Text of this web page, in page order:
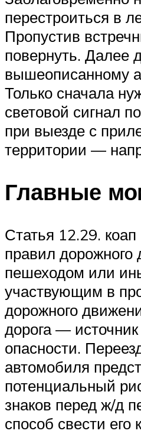
перестроиться в
Пропустив
повернуть. Далее
вышеописанному
Только сначала
световой сигнал
при выезде с
территории —
Главные
Статья 12.29.
правил дорожного
пешеходом или
участвующим в
дорожного
дорога —
опасности.
автомобиля
потенциальный
знаков перед ж/д
способ свести